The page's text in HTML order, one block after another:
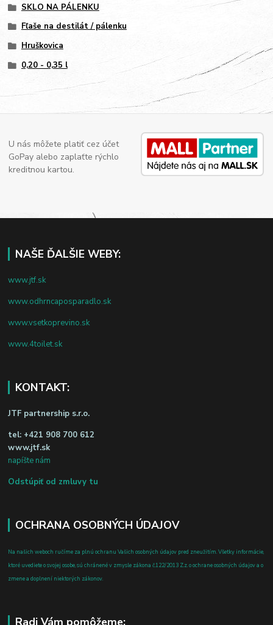
SKLO NA PÁLENKU
Fľaše na destilát / pálenku
Hruškovica
0,20 - 0,35 l
U nás môžete platiť cez účet
GoPay alebo zaplaťte rýchlo
kreditnou kartou.
NAŠE ĎALŠIE WEBY:
www.jtf.sk
www.odhrncaposparadlo.sk
www.vsetkoprevino.sk
www.4toilet.sk
KONTAKT:
JTF partnership s.r.o.
tel: +421 908 700 612
www.jtf.sk
napíšte nám
Odstúpiť od zmluvy tu
OCHRANA OSOBNÝCH ÚDAJOV
Na našich weboch ručíme za plnú ochranu Vašich osobných údajov pred zneužitím. Všetky informácie,
ktoré uvediete o svojej osobe, sú chránené v zmysle zákona č.122/2013 Z.z. o ochrane osobných údajov a o
zmene a doplnení niektorých zákonov.
Radi Vám pomôžeme: